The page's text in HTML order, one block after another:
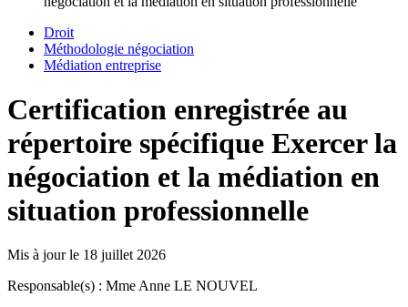
Droit
Méthodologie négociation
Médiation entreprise
Certification enregistrée au
répertoire spécifique Exercer la
négociation et la médiation en
situation professionnelle
Mis à jour le 18 juillet 2026
Responsable(s) : Mme Anne LE NOUVEL